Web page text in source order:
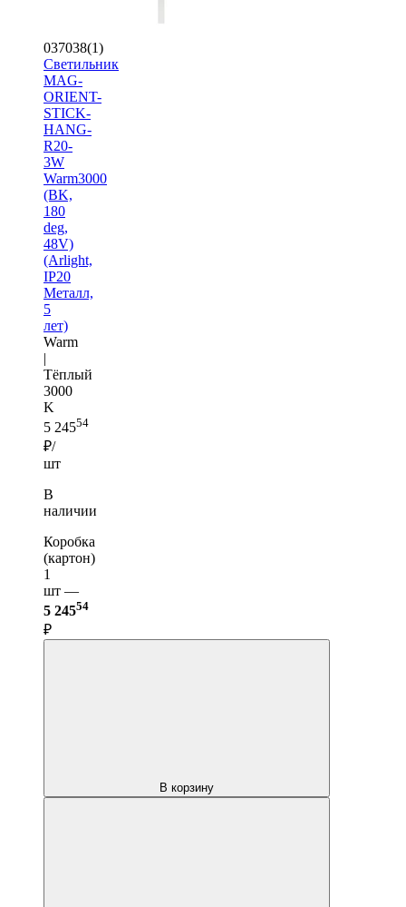
037038(1)
Светильник
MAG-
ORIENT-
STICK-
HANG-
R20-
3W
Warm3000
(BK,
180
deg,
48V)
(Arlight,
IP20
Металл,
5
лет)
Warm
|
Тёплый
3000
K
5 24554
₽/
шт
В
наличии
Коробка
(картон)
1
шт —
5 24554
₽
В корзину